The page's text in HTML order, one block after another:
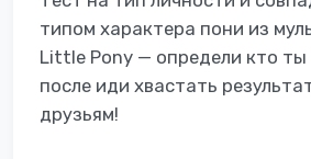
типом характера пони из
Little Pony — определи кто ты
после иди хвастать
друзьям!